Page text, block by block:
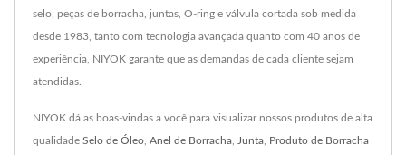
selo, peças de borracha, juntas, O-ring e válvula cortada sob medida
desde 1983, tanto com tecnologia avançada quanto com 40 anos de
experiência, NIYOK garante que as demandas de cada cliente sejam
atendidas.
NIYOK dá as boas-vindas a você para visualizar nossos produtos de alta
qualidade Selo de Óleo Anel de Borracha Junta Produto de Borracha